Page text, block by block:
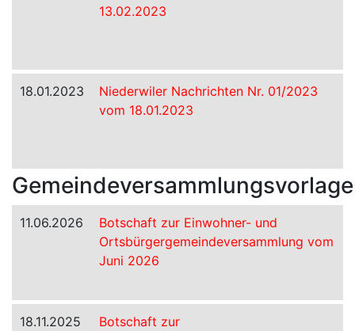
13.02.2023
18.01.2023
Niederwiler Nachrichten Nr. 01/2023
vom 18.01.2023
11.06.2026
Botschaft zur Einwohner- und
Ortsbürgergemeindeversammlung vom
Juni 2026
18.11.2025
Botschaft zur